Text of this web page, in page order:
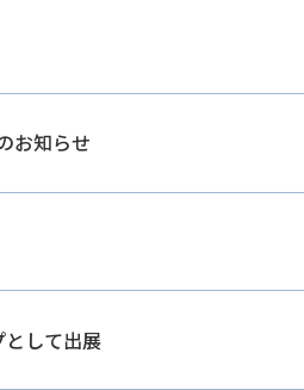
お知らせ
として出展